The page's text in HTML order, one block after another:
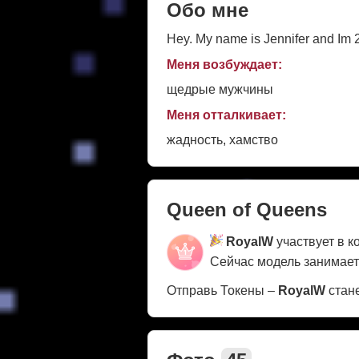
Обо мне
Hey. My name is Jennifer and
Меня возбуждает:
щедрые мужчины
Меня отталкивает:
жадность, хамство
Queen of Queens
RoyalW участвует в
Сейчас модель
Отправь Токены – RoyalW